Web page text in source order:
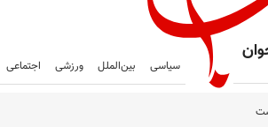
سیاسی بین‌الملل ورزشی اجتماعی